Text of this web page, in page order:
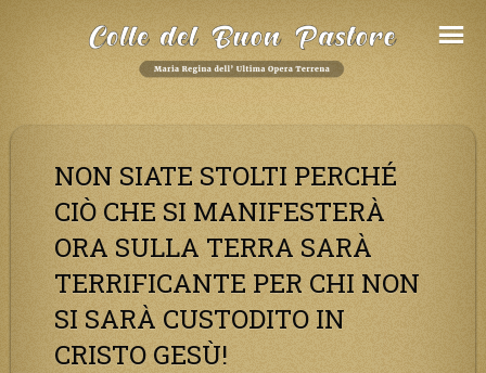
NON SIATE STOLTI PERCHÉ
CIÒ CHE SI MANIFESTERÀ
ORA SULLA TERRA SARÀ
TERRIFICANTE PER CHI NON
SI SARÀ CUSTODITO IN
CRISTO GESÙ!